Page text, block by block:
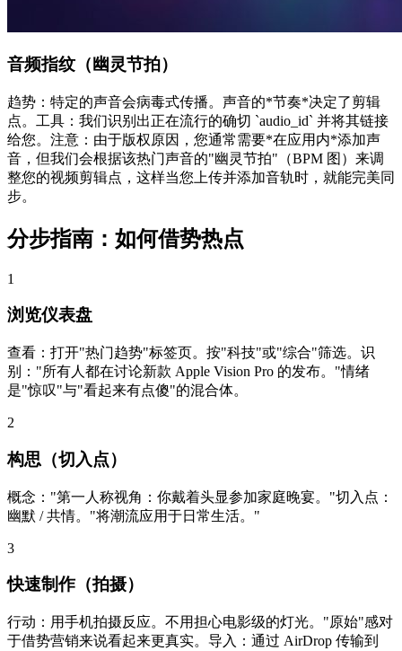
音频指纹（幽灵节拍）
趋势：特定的声音会病毒式传播。声音的*节奏*决定了剪辑
点。工具：我们识别出正在流行的确切 `audio_id` 并将其链接
给您。注意：由于版权原因，您通常需要*在应用内*添加声
音，但我们会根据该热门声音的"幽灵节拍"（BPM 图）来调
整您的视频剪辑点，这样当您上传并添加音轨时，就能完美同
步。
分步指南：如何借势热点
1
浏览仪表盘
查看：打开"热门趋势"标签页。按"科技"或"综合"筛选。识
别："所有人都在讨论新款 Apple Vision Pro 的发布。"情绪
是"惊叹"与"看起来有点傻"的混合体。
2
构思（切入点）
概念："第一人称视角：你戴着头显参加家庭晚宴。"切入点：
幽默 / 共情。"将潮流应用于日常生活。"
3
快速制作（拍摄）
行动：用手机拍摄反应。不用担心电影级的灯光。"原始"感对
于借势营销来说看起来更真实。导入：通过 AirDrop 传输到